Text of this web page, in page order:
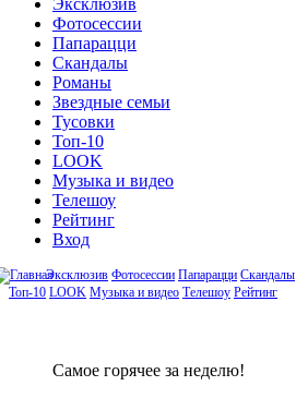
Эксклюзив
Фотосессии
Папарацци
Скандалы
Романы
Звездные семьи
Тусовки
Топ-10
LOOK
Музыка и видео
Телешоу
Рейтинг
Вход
Эксклюзив Фотосессии Папарацци Скандалы
Топ-10 LOOK Музыка и видео Телешоу Рейтинг
Сaмое гoрячее за неделю!